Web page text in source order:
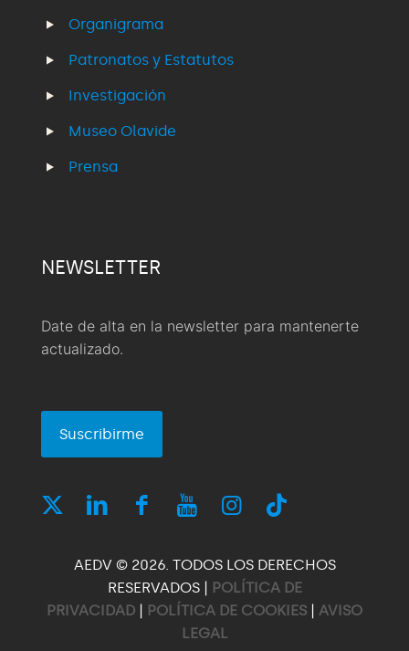
Organigrama
Patronatos y Estatutos
Investigación
Museo Olavide
Prensa
NEWSLETTER
Date de alta en la newsletter para mantenerte
actualizado.
Suscribirme
AEDV © 2026. TODOS LOS DERECHOS
RESERVADOS | POLÍTICA DE
PRIVACIDAD | POLÍTICA DE COOKIES | AVISO
LEGAL